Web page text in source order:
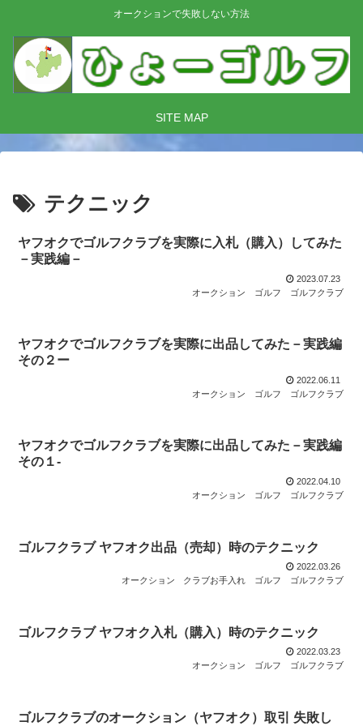
オークションで失敗しない方法
SITE MAP
テクニック
ヤフオクでゴルフクラブを実際に入札（購入）してみた
－実践編－
2023.07.23
オークション
ゴルフ ゴルフクラブ
ヤフオクでゴルフクラブを実際に出品してみた－実践編
その２ー
2022.06.11
オークション
ゴルフ ゴルフクラブ
ヤフオクでゴルフクラブを実際に出品してみた－実践編
その１-
2022.04.10
オークション
ゴルフ ゴルフクラブ
ゴルフクラブ ヤフオク出品（売却）時のテクニック
2022.03.26
オークション
クラブお手入れ ゴルフ ゴルフクラブ
ゴルフクラブ ヤフオク入札（購入）時のテクニック
2022.03.23
オークション
ゴルフ ゴルフクラブ
ゴルフクラブのオークション（ヤフオク）取引 失敗し